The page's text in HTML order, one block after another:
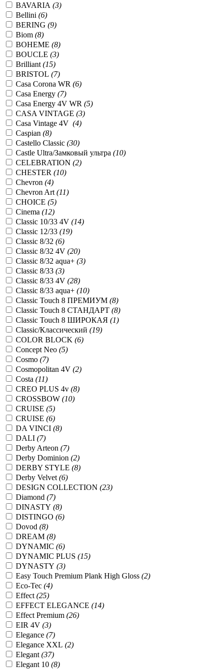
BAVARIA (3)
Bellini (6)
BERING (9)
Biom (8)
BOHEME (8)
BOUCLE (3)
Brilliant (15)
BRISTOL (7)
Casa Corona WR (6)
Casa Energy (7)
Casa Energy 4V WR (5)
CASA VINTAGE (3)
Casa Vintage 4V (4)
Caspian (8)
Castello Classic (30)
Castle Ultra/Замковый ультра (10)
CELEBRATION (2)
CHESTER (10)
Chevron (4)
Chevron Art (11)
CHOICE (5)
Cinema (12)
Classic 10/33 4V (14)
Classic 12/33 (19)
Classic 8/32 (6)
Classic 8/32 4V (20)
Classic 8/32 aqua+ (3)
Classic 8/33 (3)
Classic 8/33 4V (28)
Classic 8/33 aqua+ (10)
Classic Touch 8 ПРЕМИУМ (8)
Classic Touch 8 СТАНДАРТ (8)
Classic Touch 8 ШИРОКАЯ (1)
Classic/Классический (19)
COLOR BLOCK (6)
Concept Neo (5)
Cosmo (7)
Cosmopolitan 4V (2)
Costa (11)
CREO PLUS 4v (8)
CROSSBOW (10)
CRUISE (5)
CRUISE (6)
DA VINCI (8)
DALI (7)
Derby Arteon (7)
Derby Dominion (2)
DERBY STYLE (8)
Derby Velvet (6)
DESIGN COLLECTION (23)
Diamond (7)
DINASTY (8)
DISTINGO (6)
Dovod (8)
DREAM (8)
DYNAMIC (6)
DYNAMIC PLUS (15)
DYNASTY (3)
Easy Touch Premium Plank High Gloss (2)
Eco-Tec (4)
Effect (25)
EFFECT ELEGANCE (14)
Effect Premium (26)
EIR 4V (3)
Elegance (7)
Elegance XXL (2)
Elegant (37)
Elegant 10 (8)